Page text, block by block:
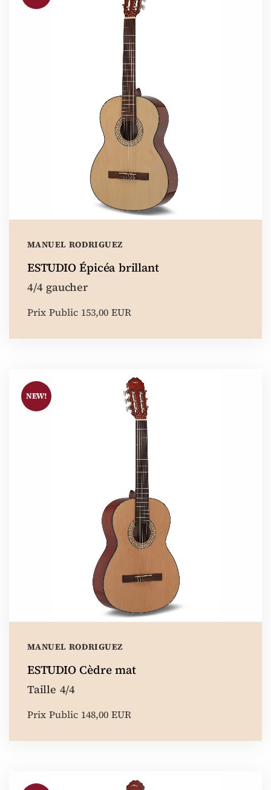
MANUEL RODRIGUEZ
ESTUDIO Épicéa brillant
4/4 gaucher
Prix Public 153,00 EUR
MANUEL RODRIGUEZ
ESTUDIO Cèdre mat
Taille 4/4
Prix Public 148,00 EUR
NEW!